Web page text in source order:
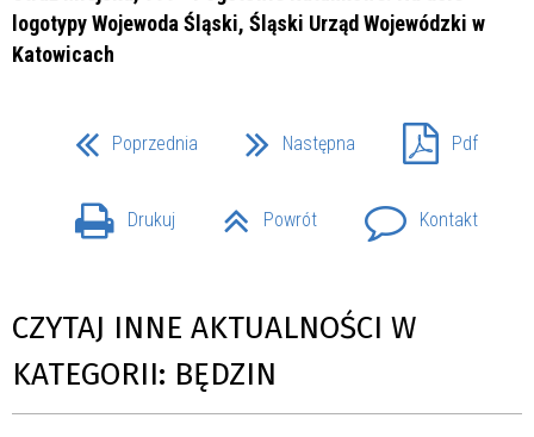
Poprzednia Następna Pdf
Drukuj Powrót Kontakt
CZYTAJ INNE AKTUALNOŚCI W
KATEGORII: BĘDZIN